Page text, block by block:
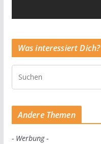
Was interessiert Dich?
Andere Themen
- Werbung -